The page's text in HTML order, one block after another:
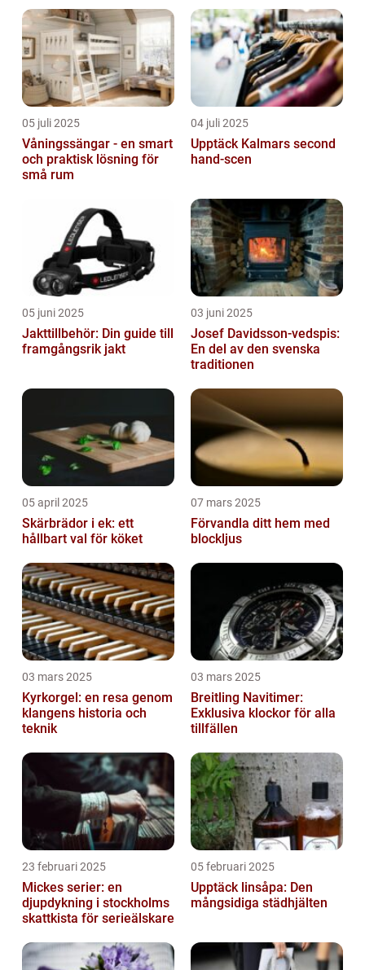
05 juli 2025
Våningssängar - en smart
och praktisk lösning för
små rum
04 juli 2025
Upptäck Kalmars second
hand-scen
05 juni 2025
Jakttillbehör: Din guide till
framgångsrik jakt
03 juni 2025
Josef Davidsson-vedspis:
En del av den svenska
traditionen
05 april 2025
Skärbrädor i ek: ett
hållbart val för köket
07 mars 2025
Förvandla ditt hem med
blockljus
03 mars 2025
Kyrkorgel: en resa genom
klangens historia och
teknik
03 mars 2025
Breitling Navitimer:
Exklusiva klockor för alla
tillfällen
23 februari 2025
Mickes serier: en
djupdykning i stockholms
skattkista för serieälskare
05 februari 2025
Upptäck linsåpa: Den
mångsidiga städhjälten